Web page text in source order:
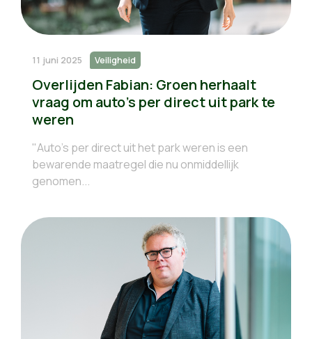
11 juni 2025 Veiligheid
Overlijden Fabian: Groen herhaalt
vraag om auto's per direct uit park te
weren
"Auto's per direct uit het park weren is een
bewarende maatregel die nu onmiddellijk
genomen...